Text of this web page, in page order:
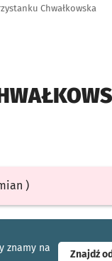
Chwałkowska
)
znamy na
Znajdź